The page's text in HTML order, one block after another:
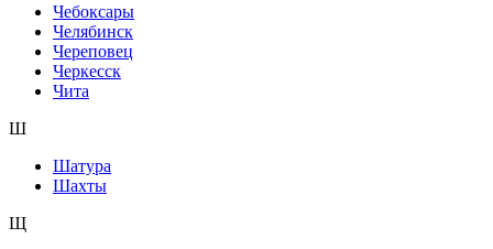
Чебоксары
Челябинск
Череповец
Черкесск
Чита
Ш
Шатура
Шахты
Щ